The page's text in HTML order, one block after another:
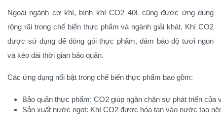
Ngoài ngành cơ khí, bình khí CO2 40L cũng được ứng dụng
rộng rãi trong chế biến thực phẩm và ngành giải khát. Khí CO2
được sử dụng để đóng gói thực phẩm, đảm bảo độ tươi ngon
và kéo dài thời gian bảo quản.
Các ứng dụng nổi bật trong chế biến thực phẩm bao gồm:
Bảo quản thực phẩm: CO2 giúp ngăn chặn sự phát triển của
Sản xuất nước ngọt: Khí CO2 được hòa tan vào nước tạo